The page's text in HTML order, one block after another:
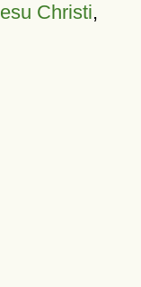
Christi,